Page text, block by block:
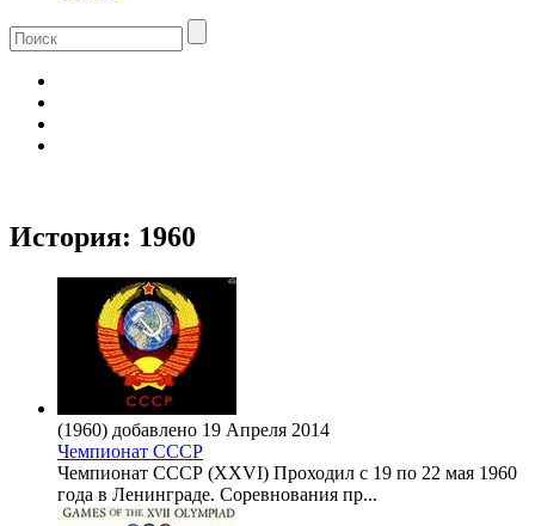
История: 1960
(1960) добавлено 19 Апреля 2014
Чемпионат СССР
Чемпионат СССР (XХVI) Проходил с 19 по 22 мая 1960
года в Ленинграде. Соревнования пр...